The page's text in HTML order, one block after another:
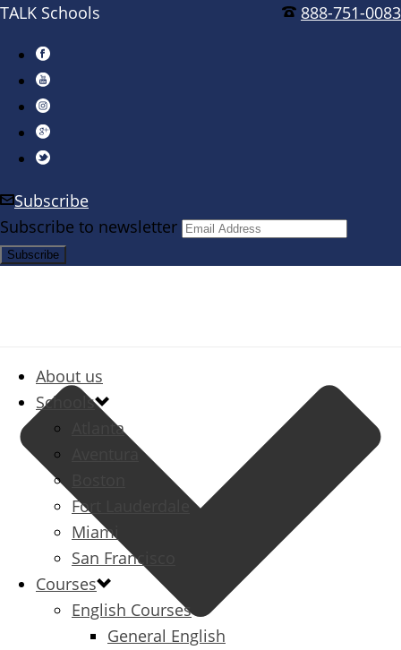
888-751-0083
TALK Schools
Subscribe
Subscribe to newsletter
About us
Schools
Atlanta
Aventura
Fort Lauderdale
Miami
San Francisco
Courses
English Courses
General English